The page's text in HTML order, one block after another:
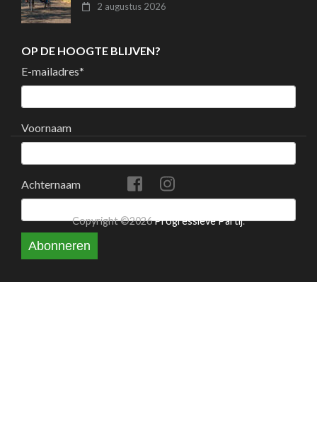
2 augustus 2026
OP DE HOOGTE BLIJVEN?
E-mailadres*
Voornaam
Achternaam
Abonneren
Copyright ©2026Progressieve Partij.